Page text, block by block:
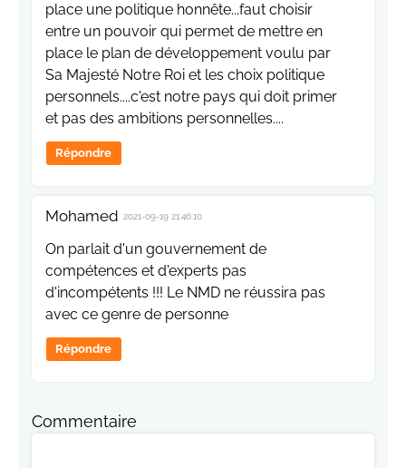
place une politique honnête...faut choisir
entre un pouvoir qui permet de mettre en
place le plan de développement voulu par
Sa Majesté Notre Roi et les choix politique
personnels....c'est notre pays qui doit primer
et pas des ambitions personnelles....
Répondre
Mohamed 2021-09-19 21:46:10
On parlait d'un gouvernement de
compétences et d'experts pas
d'incompétents !!! Le NMD ne réussira pas
avec ce genre de personne
Répondre
Commentaire